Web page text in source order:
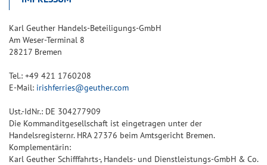
Karl Geuther Handels-Beteiligungs-GmbH
Am Weser-Terminal 8
28217 Bremen
Tel.: +49 421 1760208
E-Mail: irishferries@geuther.com
Ust.-IdNr.: DE 304277909
Die Kommanditgesellschaft ist eingetragen unter der
Handelsregisternr. HRA 27376 beim Amtsgericht Bremen.
Komplementärin:
Karl Geuther Schifffahrts-, Handels- und Dienstleistungs-GmbH & Co.